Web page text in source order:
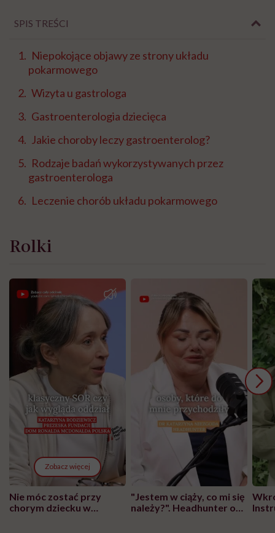
SPIS TREŚCI
Niepokojące objawy ze strony układu
pokarmowego
Wizyta u gastrologa
Gastroenterologia dziecięca
Jakie choroby leczy gastroenterolog?
Rodzaje badań wykorzystywanych przez
gastroenterologa
Leczenie chorób układu pokarmowego
Rolki
Zobacz więcej
Nie móc zostać przy
chorym dziecku w
"Jestem w ciąży, co mi się
należy?". Headhunter o